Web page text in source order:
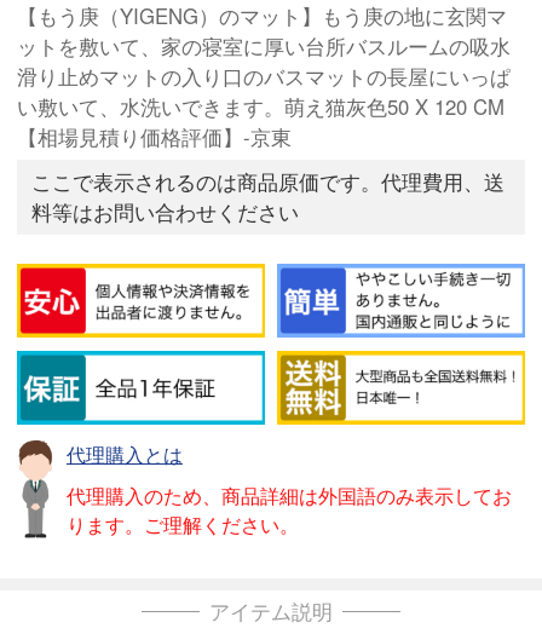
【もう庚（YIGENG）のマット】もう庚の地に玄関マ
ットを敷いて、家の寝室に厚い台所バスルームの吸水
滑り止めマットの入り口のバスマットの長屋にいっぱ
い敷いて、水洗いできます。萌え猫灰色50 X 120 CM
【相場見積り価格評価】-京東
ここで表示されるのは商品原価です。代理費用、送
料等はお問い合わせください
代理購入とは
代理購入のため、商品詳細は外国語のみ表示してお
ります。ご理解ください。
アイテム説明